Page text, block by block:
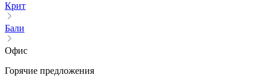
Крит
Бали
Офис
Горячие предложения